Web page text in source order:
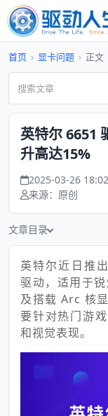
首页 › 显卡问题 › 正文
英特尔 6651
升高达15%
2025-03-26
来源：原创
文章目录
英特尔近日推
驱动，适用于
及搭载 Arc 核
要针对热门游
和视觉表现。